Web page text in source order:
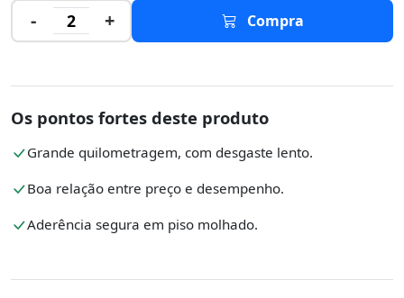
- 2 + Compra
Os pontos fortes deste produto
Grande quilometragem, com desgaste lento.
Boa relação entre preço e desempenho.
Aderência segura em piso molhado.